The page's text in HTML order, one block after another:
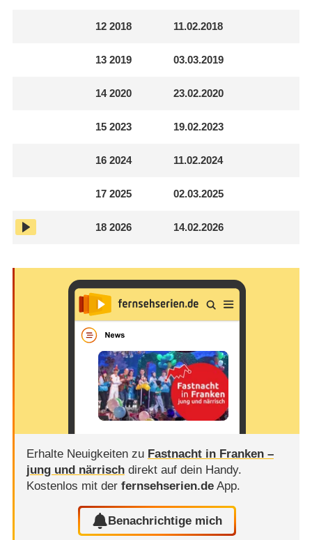
12 2018 11.02.2018
13 2019 03.03.2019
14 2020 23.02.2020
15 2023 19.02.2023
16 2024 11.02.2024
17 2025 02.03.2025
18 2026 14.02.2026
Erhalte Neuigkeiten zu Fastnacht in Franken –
jung und närrischdirekt auf dein Handy.
Kostenlos mit der fernsehserien.deApp.
Benachrichtige mich